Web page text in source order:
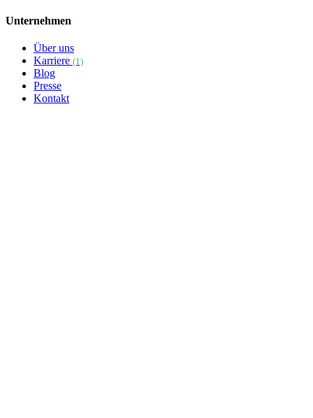
Unternehmen
Über uns
Karriere (1)
Blog
Presse
Kontakt